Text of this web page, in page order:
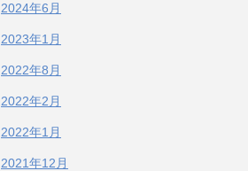
2024年6月
2023年1月
2022年8月
2022年2月
2022年1月
2021年12月